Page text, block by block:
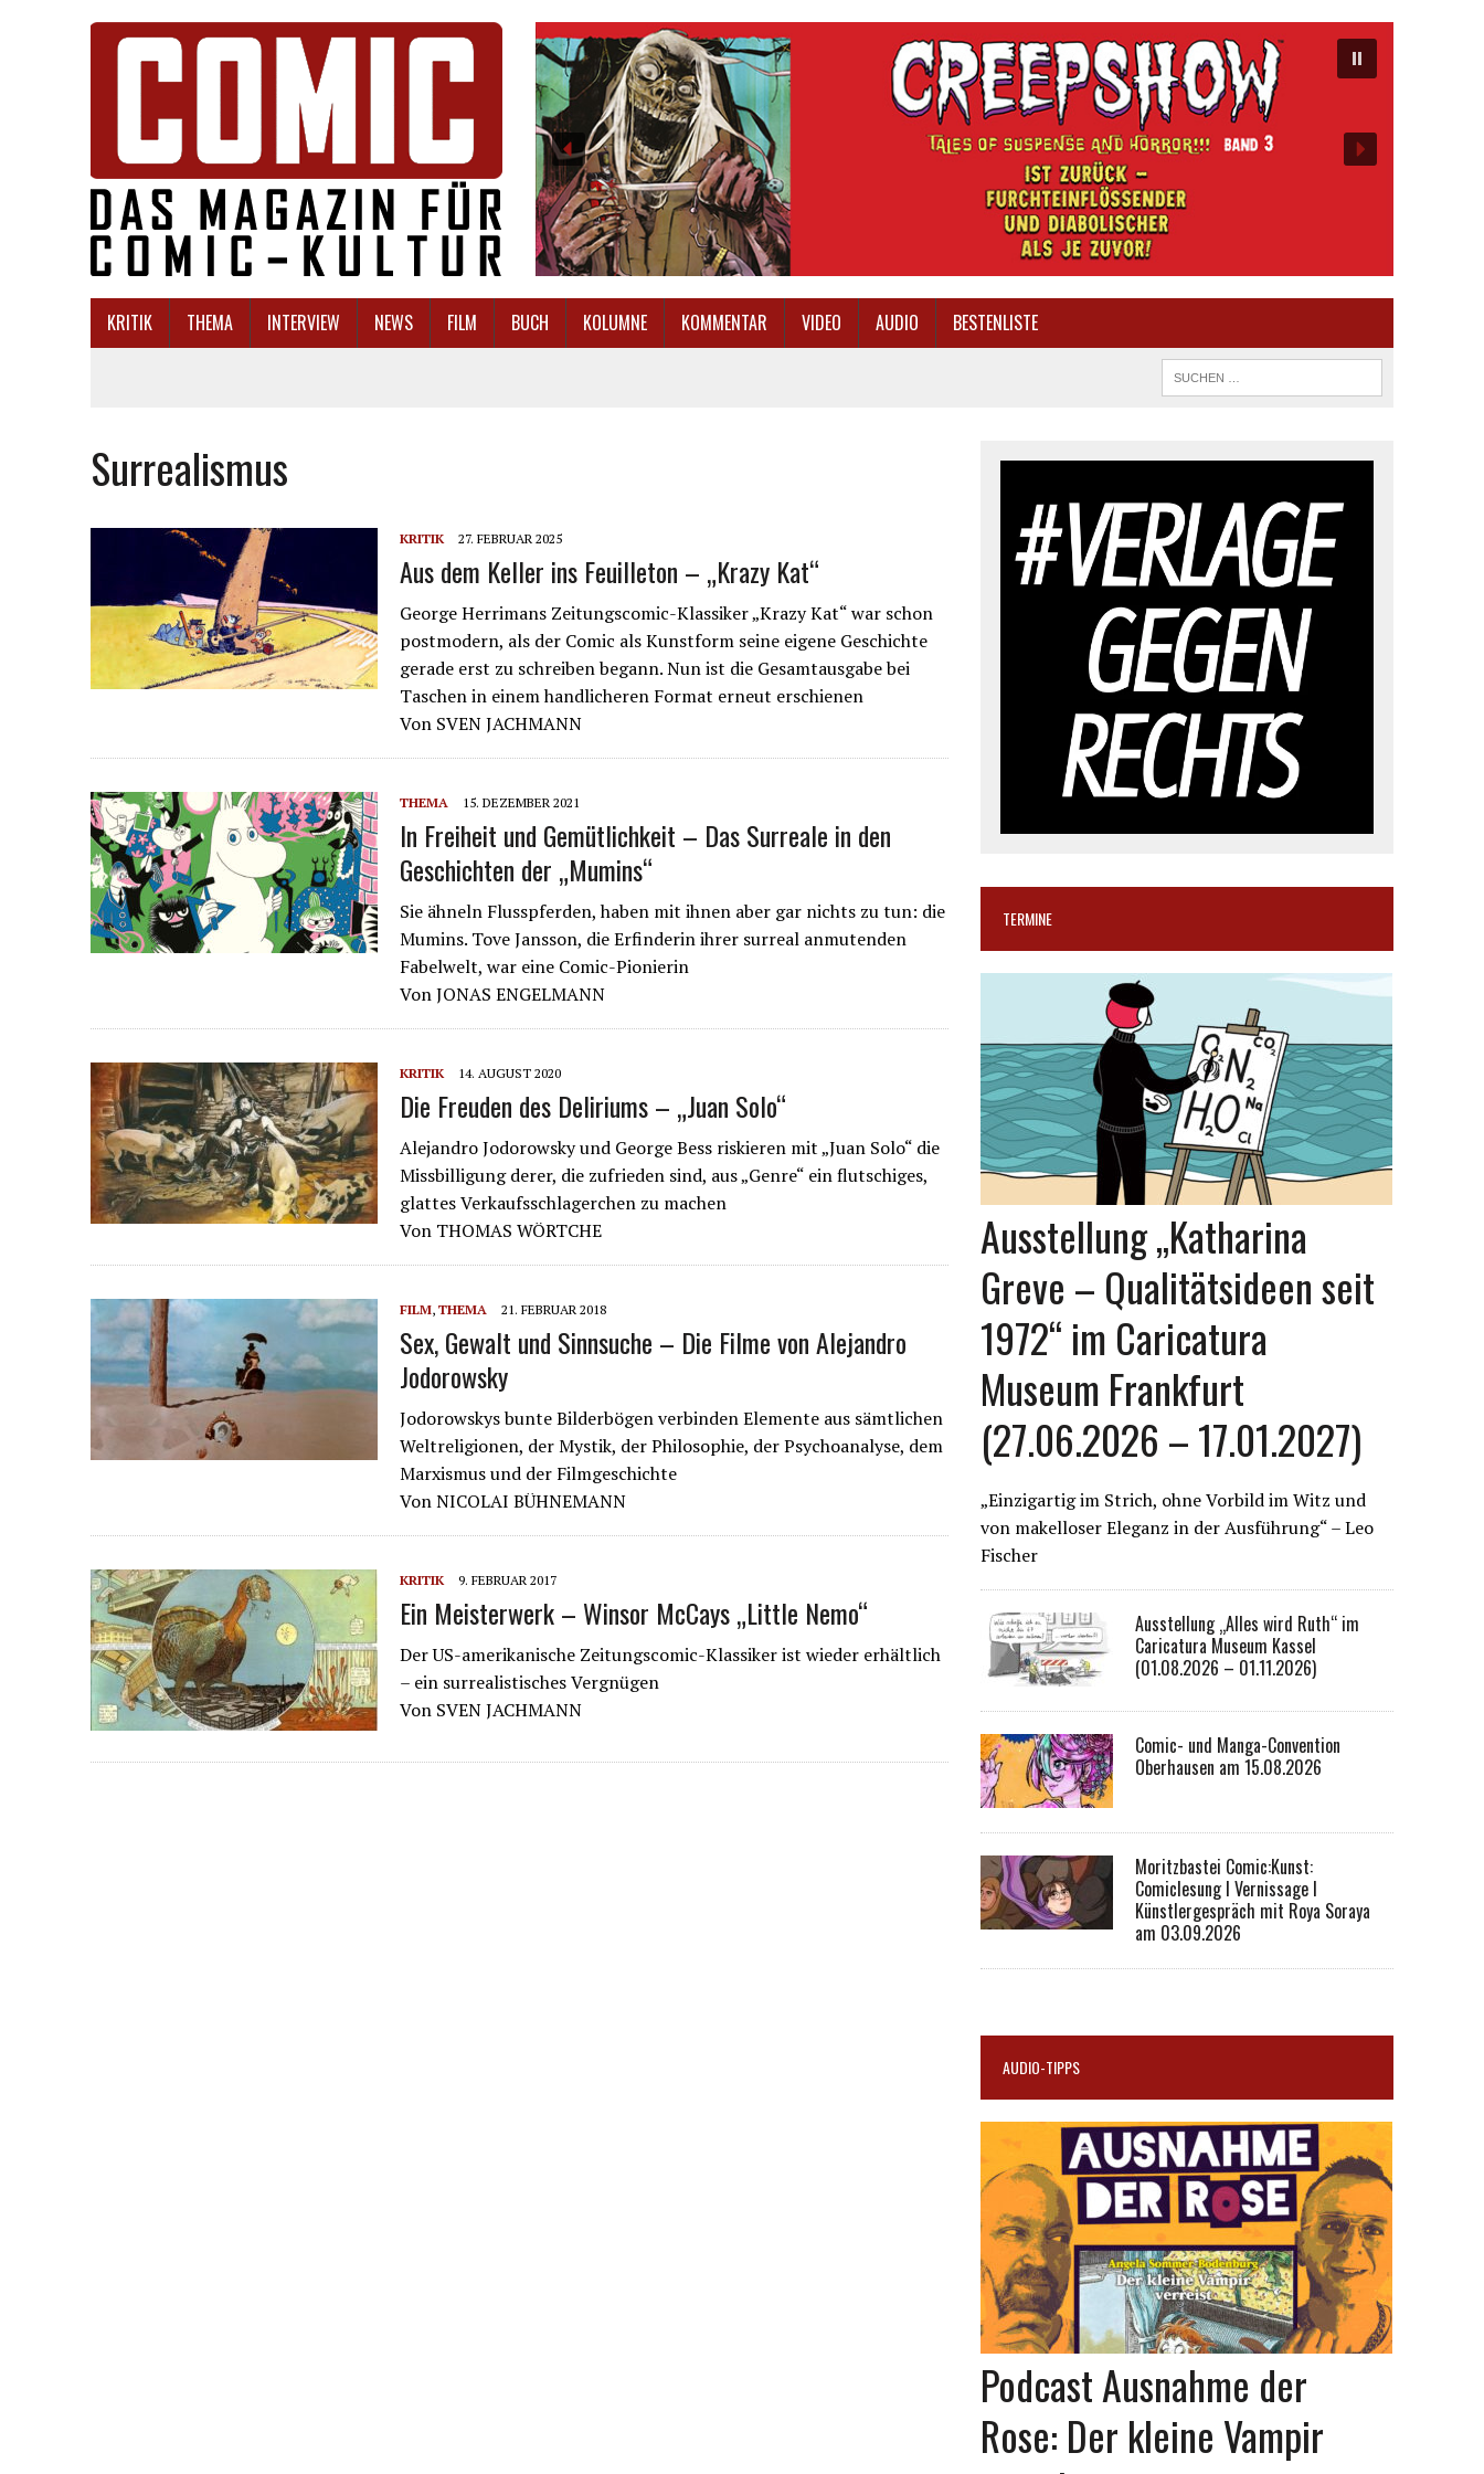
KRITIK THEMA INTERVIEW NEWS FILM BUCH KOLUMNE KOMMENTAR VIDEO AUDIO BESTENLISTE
Surrealismus
KRITIK 27. FEBRUAR 2025
Aus dem Keller ins Feuilleton – „Krazy Kat“
George Herrimans Zeitungscomic-Klassiker „Krazy Kat“ war schon
postmodern, als der Comic als Kunstform seine eigene Geschichte
gerade erst zu schreiben begann. Nun ist die Gesamtausgabe bei
Taschen in einem handlicheren Format erneut erschienen
Von SVEN JACHMANN
THEMA 15. DEZEMBER 2021
In Freiheit und Gemütlichkeit – Das Surreale in den
Geschichten der „Mumins“
Sie ähneln Flusspferden, haben mit ihnen aber gar nichts zu tun: die
Mumins. Tove Jansson, die Erfinderin ihrer surreal anmutenden
Fabelwelt, war eine Comic-Pionierin
Von JONAS ENGELMANN
KRITIK 14. AUGUST 2020
Die Freuden des Deliriums – „Juan Solo“
Alejandro Jodorowsky und George Bess riskieren mit „Juan Solo“ die
Missbilligung derer, die zufrieden sind, aus „Genre“ ein flutschiges,
glattes Verkaufsschlagerchen zu machen
Von THOMAS WÖRTCHE
FILM, THEMA 21. FEBRUAR 2018
Sex, Gewalt und Sinnsuche – Die Filme von Alejandro
Jodorowsky
Jodorowskys bunte Bilderbögen verbinden Elemente aus sämtlichen
Weltreligionen, der Mystik, der Philosophie, der Psychoanalyse, dem
Marxismus und der Filmgeschichte
Von NICOLAI BÜHNEMANN
KRITIK 9. FEBRUAR 2017
Ein Meisterwerk – Winsor McCays „Little Nemo“
Der US-amerikanische Zeitungscomic-Klassiker ist wieder erhältlich
– ein surrealistisches Vergnügen
Von SVEN JACHMANN
TERMINE
Ausstellung „Katharina
Greve – Qualitätsideen seit
1972“ im Caricatura
Museum Frankfurt
(27.06.2026 – 17.01.2027)
„Einzigartig im Strich, ohne Vorbild im Witz und
von makelloser Eleganz in der Ausführung“ – Leo
Fischer
Ausstellung „Alles wird Ruth“ im
Caricatura Museum Kassel
(01.08.2026 – 01.11.2026)
Comic- und Manga-Convention
Oberhausen am 15.08.2026
Moritzbastei Comic:Kunst:
Comiclesung I Vernissage I
Künstlergespräch mit Roya Soraya
am 03.09.2026
AUDIO-TIPPS
Podcast Ausnahme der
Rose: Der kleine Vampir